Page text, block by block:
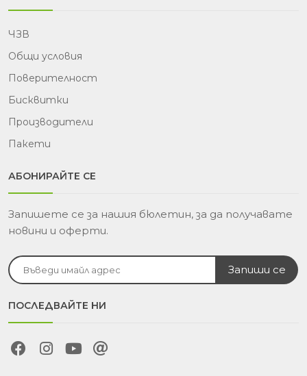
ЧЗВ
Общи условия
Поверителност
Бисквитки
Производители
Пакети
АБОНИРАЙТЕ СЕ
Запишете се за нашия бюлетин, за да получавате
новини и оферти.
ПОСЛЕДВАЙТЕ НИ